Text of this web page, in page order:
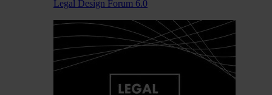
Legal Design Forum 6.0